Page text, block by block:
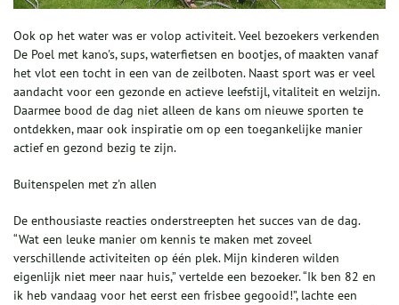
Ook op het water was er volop activiteit. Veel bezoekers verkenden
De Poel met kano's, sups, waterfietsen en bootjes, of maakten vanaf
het vlot een tocht in een van de zeilboten. Naast sport was er veel
aandacht voor een gezonde en actieve leefstijl, vitaliteit en welzijn.
Daarmee bood de dag niet alleen de kans om nieuwe sporten te
ontdekken, maar ook inspiratie om op een toegankelijke manier
actief en gezond bezig te zijn.
Buitenspelen met z'n allen
De enthousiaste reacties onderstreepten het succes van de dag.
“Wat een leuke manier om kennis te maken met zoveel
verschillende activiteiten op één plek. Mijn kinderen wilden
eigenlijk niet meer naar huis,” vertelde een bezoeker. “Ik ben 82 en
ik heb vandaag voor het eerst een frisbee gegooid!”, lachte een